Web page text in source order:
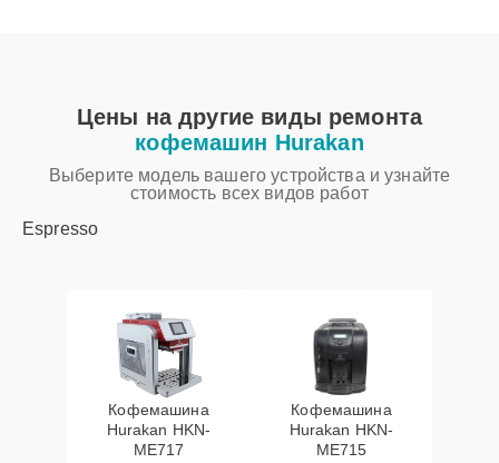
Цены на другие виды ремонта
кофемашин Hurakan
Выберите модель вашего устройства и узнайте
стоимость всех видов работ
Espresso
Кофемашина
Hurakan HKN-
ME717
Кофемашина
Hurakan HKN-
ME715